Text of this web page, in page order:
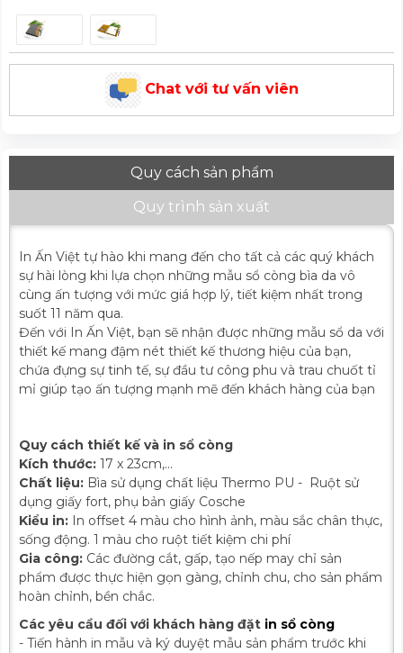
Chat với tư vấn viên
Quy cách sản phẩm
Quy trình sản xuất
In Ấn Việt tự hào khi mang đến cho tất cả các quý khách
sự hài lòng khi lựa chọn những mẫu sổ còng bìa da vô
cùng ấn tượng với mức giá hợp lý, tiết kiệm nhất trong
suốt 11 năm qua.
Đến với In Ấn Việt, bạn sẽ nhận được những mẫu sổ da với
thiết kế mang đậm nét thiết kế thương hiệu của bạn,
chứa đựng sự tinh tế, sự đầu tư công phu và trau chuốt tỉ
mỉ giúp tạo ấn tượng mạnh mẽ đến khách hàng của bạn
Quy cách thiết kế và in sổ còng
Kích thước: 17 x 23cm,...
Chất liệu: Bìa sử dụng chất liệu Thermo PU - Ruột sử
dụng giấy fort, phụ bản giấy Cosche
Kiểu in: In offset 4 màu cho hình ảnh, màu sắc chân thực,
sống động. 1 màu cho ruột tiết kiệm chi phí
Gia công: Các đường cắt, gấp, tạo nếp may chỉ sản
phẩm được thực hiện gọn gàng, chỉnh chu, cho sản phẩm
hoàn chỉnh, bền chắc.
Các yêu cầu đối với khách hàng đặt in sổ còng
- Tiến hành in mẫu và ký duyệt mẫu sản phẩm trước khi